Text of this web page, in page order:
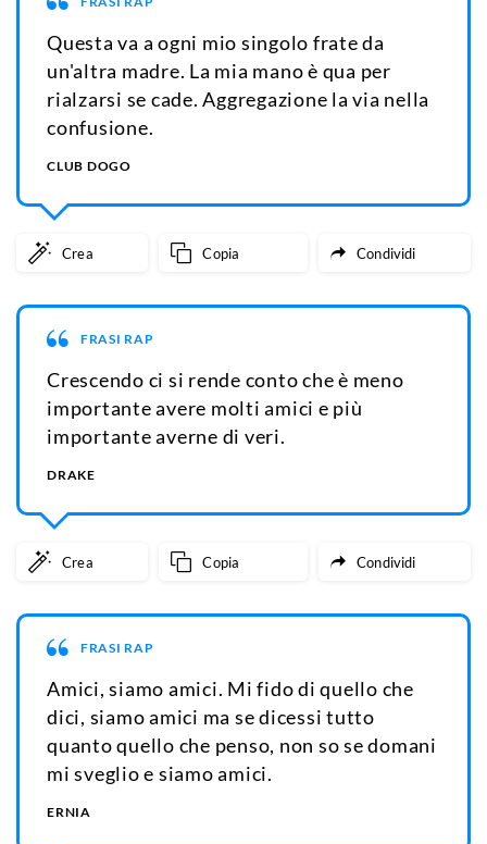
Questa va a ogni mio singolo frate da
un'altra madre. La mia mano è qua per
rialzarsi se cade. Aggregazione la via nella
confusione.
CLUB DOGO
Crea Copia Condividi
FRASI RAP
Crescendo ci si rende conto che è meno
importante avere molti amici e più
importante averne di veri.
DRAKE
Crea Copia Condividi
FRASI RAP
Amici, siamo amici. Mi fido di quello che
dici, siamo amici ma se dicessi tutto
quanto quello che penso, non so se domani
mi sveglio e siamo amici.
ERNIA